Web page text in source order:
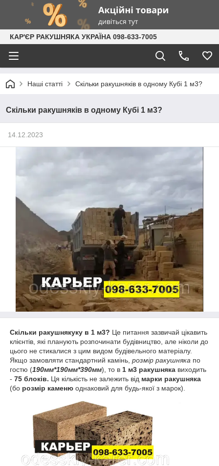
КАР'ЄР РАКУШНЯКА УКРАЇНА 098-633-7005
Наші статті Скільки ракушняків в одному Кубі 1 м3?
Скільки ракушняків в одному Кубі 1 м3?
14.12.2023
Скільки ракушнякуку в 1 м3? Це питання зазвичай цікавить
клієнтів, які планують розпочинати будівництво, але ніколи до
цього не стикалися з цим видом будівельного матеріалу.
Якщо замовляти стандартний камінь, розмір ракушняка по
гостю (190мм*190мм*390мм), то в 1 м3 ракушняка виходить
- 75 блоків. Ця кількість не залежить від марки ракушняка
(бо розмір каменю однаковий для будь-якої з марок).